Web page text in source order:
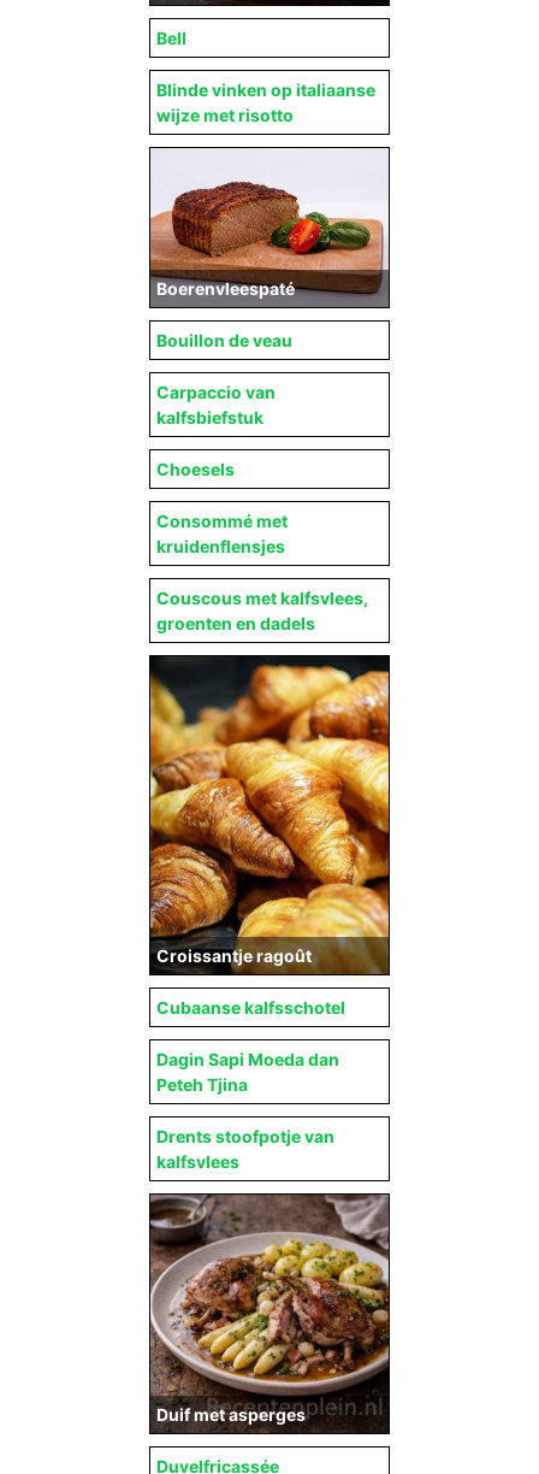
Bell
Blinde vinken op italiaanse
wijze met risotto
Boerenvleespaté
Bouillon de veau
Carpaccio van
kalfsbiefstuk
Choesels
Consommé met
kruidenflensjes
Couscous met kalfsvlees,
groenten en dadels
Croissantje ragoût
Cubaanse kalfsschotel
Dagin Sapi Moeda dan
Peteh Tjina
Drents stoofpotje van
kalfsvlees
Duif met asperges
Duvelfricassée